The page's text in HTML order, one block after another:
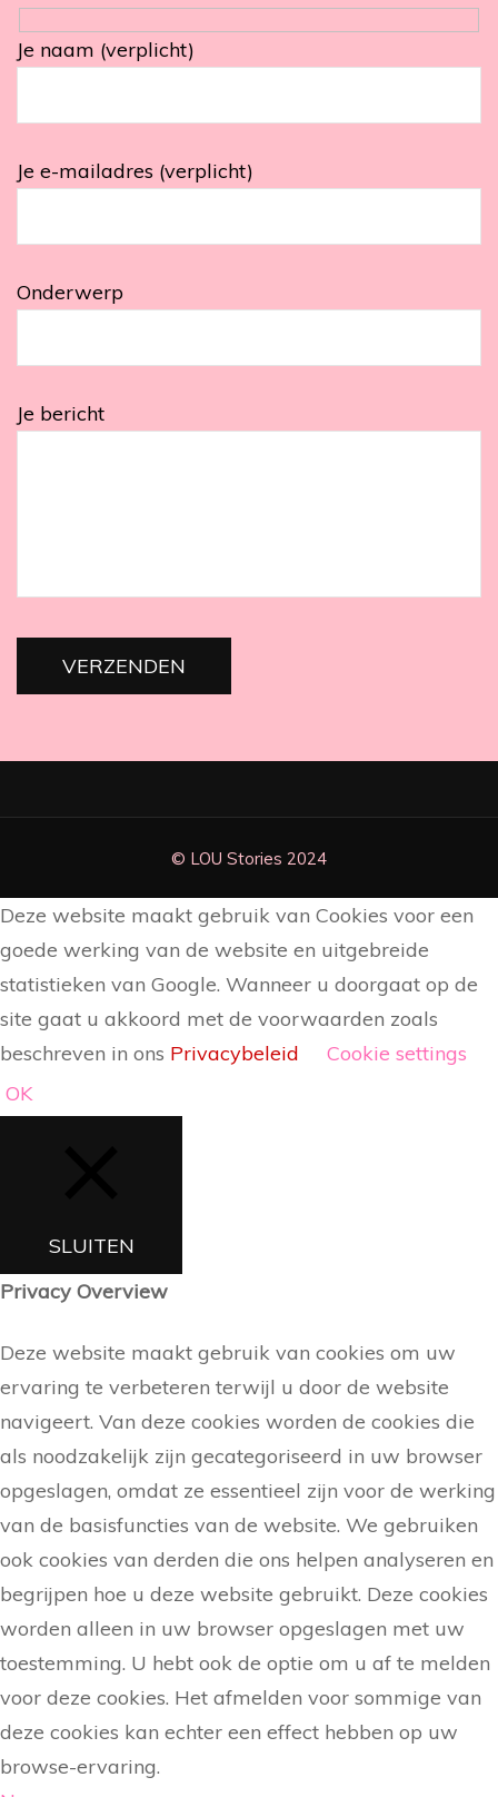
Je naam (verplicht)
Je e-mailadres (verplicht)
Onderwerp
Je bericht
Deze website maakt gebruik van Cookies voor een
goede werking van de website en uitgebreide
statistieken van Google. Wanneer u doorgaat op de
site gaat u akkoord met de voorwaarden zoals
beschreven in ons Privacybeleid
Cookie settings
OK
SLUITEN
Privacy Overview
Deze website maakt gebruik van cookies om uw
ervaring te verbeteren terwijl u door de website
navigeert. Van deze cookies worden de cookies die
als noodzakelijk zijn gecategoriseerd in uw browser
opgeslagen, omdat ze essentieel zijn voor de werking
van de basisfuncties van de website. We gebruiken
ook cookies van derden die ons helpen analyseren en
begrijpen hoe u deze website gebruikt. Deze cookies
worden alleen in uw browser opgeslagen met uw
toestemming. U hebt ook de optie om u af te melden
voor deze cookies. Het afmelden voor sommige van
deze cookies kan echter een effect hebben op uw
browse-ervaring.